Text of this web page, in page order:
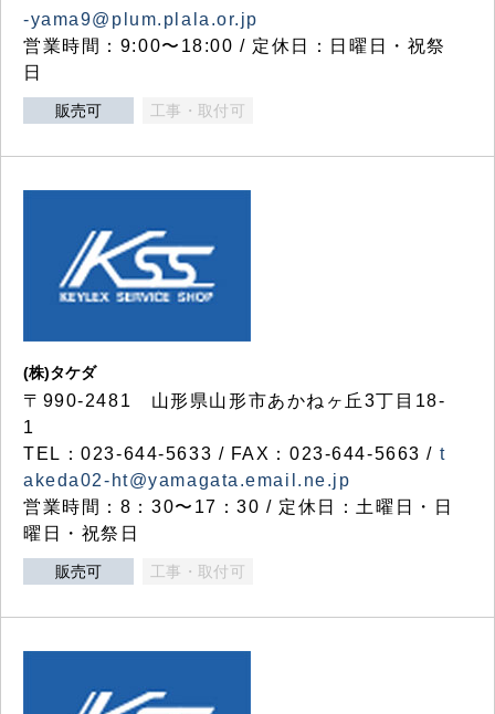
-yama9@plum.plala.or.jp
営業時間：9:00〜18:00 / 定休日：日曜日・祝祭
日
販売可 工事・取付可
(株)タケダ
〒990-2481 山形県山形市あかねヶ丘3丁目18-
1
TEL：023-644-5633 / FAX：023-644-5663 / t
akeda02-ht@yamagata.email.ne.jp
営業時間：8：30〜17：30 / 定休日：土曜日・日
曜日・祝祭日
販売可 工事・取付可